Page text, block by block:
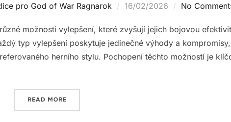
pro God of War Ragnarok
Posted
16/02/2026 No
možnosti vylepšení, které zvyšují jejich bojovou
typ vylepšení poskytuje jedinečné výhody a
herního stylu. Pochopení těchto možností je
READ MORE